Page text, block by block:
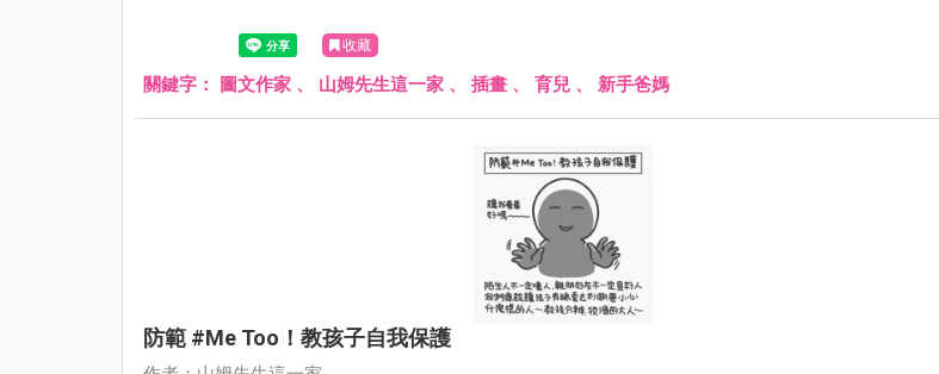
收藏
關鍵字： 圖文作家 、 山姆先生這一家 、 插畫 、 育兒 、 新手爸媽
防範 #me Too！教孩子自我保護